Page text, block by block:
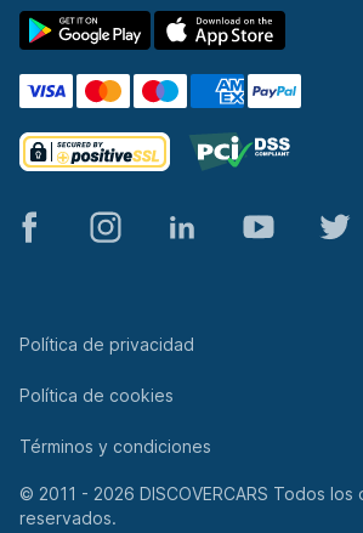
© 2011 - 2026 DISCOVERCARS Todos los
reservados.